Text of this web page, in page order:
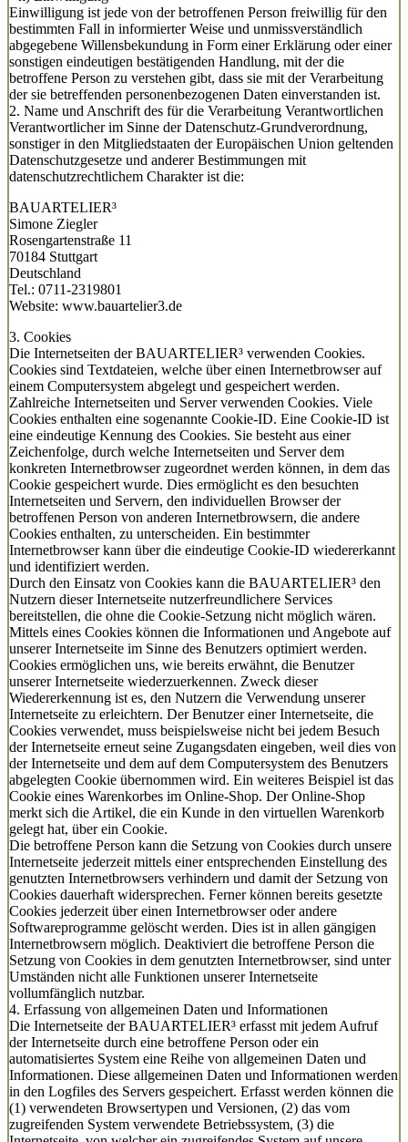
Einwilligung ist jede von der betroffenen Person freiwillig für den
bestimmten Fall in informierter Weise und unmissverständlich
abgegebene Willensbekundung in Form einer Erklärung oder einer
sonstigen eindeutigen bestätigenden Handlung, mit der die
betroffene Person zu verstehen gibt, dass sie mit der Verarbeitung
der sie betreffenden personenbezogenen Daten einverstanden ist.
2. Name und Anschrift des für die Verarbeitung Verantwortlichen
Verantwortlicher im Sinne der Datenschutz-Grundverordnung,
sonstiger in den Mitgliedstaaten der Europäischen Union geltenden
Datenschutzgesetze und anderer Bestimmungen mit
datenschutzrechtlichem Charakter ist die:
BAUARTELIER³
Simone Ziegler
Rosengartenstraße 11
70184 Stuttgart
Deutschland
Tel.: 0711-2319801
Website: www.bauartelier3.de
3. Cookies
Die Internetseiten der BAUARTELIER³ verwenden Cookies.
Cookies sind Textdateien, welche über einen Internetbrowser auf
einem Computersystem abgelegt und gespeichert werden.
Zahlreiche Internetseiten und Server verwenden Cookies. Viele
Cookies enthalten eine sogenannte Cookie-ID. Eine Cookie-ID ist
eine eindeutige Kennung des Cookies. Sie besteht aus einer
Zeichenfolge, durch welche Internetseiten und Server dem
konkreten Internetbrowser zugeordnet werden können, in dem das
Cookie gespeichert wurde. Dies ermöglicht es den besuchten
Internetseiten und Servern, den individuellen Browser der
betroffenen Person von anderen Internetbrowsern, die andere
Cookies enthalten, zu unterscheiden. Ein bestimmter
Internetbrowser kann über die eindeutige Cookie-ID wiedererkannt
und identifiziert werden.
Durch den Einsatz von Cookies kann die BAUARTELIER³ den
Nutzern dieser Internetseite nutzerfreundlichere Services
bereitstellen, die ohne die Cookie-Setzung nicht möglich wären.
Mittels eines Cookies können die Informationen und Angebote auf
unserer Internetseite im Sinne des Benutzers optimiert werden.
Cookies ermöglichen uns, wie bereits erwähnt, die Benutzer
unserer Internetseite wiederzuerkennen. Zweck dieser
Wiedererkennung ist es, den Nutzern die Verwendung unserer
Internetseite zu erleichtern. Der Benutzer einer Internetseite, die
Cookies verwendet, muss beispielsweise nicht bei jedem Besuch
der Internetseite erneut seine Zugangsdaten eingeben, weil dies von
der Internetseite und dem auf dem Computersystem des Benutzers
abgelegten Cookie übernommen wird. Ein weiteres Beispiel ist das
Cookie eines Warenkorbes im Online-Shop. Der Online-Shop
merkt sich die Artikel, die ein Kunde in den virtuellen Warenkorb
gelegt hat, über ein Cookie.
Die betroffene Person kann die Setzung von Cookies durch unsere
Internetseite jederzeit mittels einer entsprechenden Einstellung des
genutzten Internetbrowsers verhindern und damit der Setzung von
Cookies dauerhaft widersprechen. Ferner können bereits gesetzte
Cookies jederzeit über einen Internetbrowser oder andere
Softwareprogramme gelöscht werden. Dies ist in allen gängigen
Internetbrowsern möglich. Deaktiviert die betroffene Person die
Setzung von Cookies in dem genutzten Internetbrowser, sind unter
Umständen nicht alle Funktionen unserer Internetseite
vollumfänglich nutzbar.
4. Erfassung von allgemeinen Daten und Informationen
Die Internetseite der BAUARTELIER³ erfasst mit jedem Aufruf
der Internetseite durch eine betroffene Person oder ein
automatisiertes System eine Reihe von allgemeinen Daten und
Informationen. Diese allgemeinen Daten und Informationen werden
in den Logfiles des Servers gespeichert. Erfasst werden können die
(1) verwendeten Browsertypen und Versionen, (2) das vom
zugreifenden System verwendete Betriebssystem, (3) die